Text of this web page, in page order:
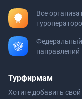
Все
направлений
Турфирмам
Хотите добавить свой